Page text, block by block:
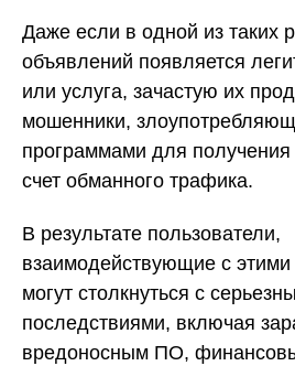
Даже если в одной из таких
объявлений появляется
или услуга, зачастую их
мошенники,
программами для
счет обманного трафика.
В результате пользователи,
взаимодействующие с
могут столкнуться с
последствиями, включая
вредоносным ПО,